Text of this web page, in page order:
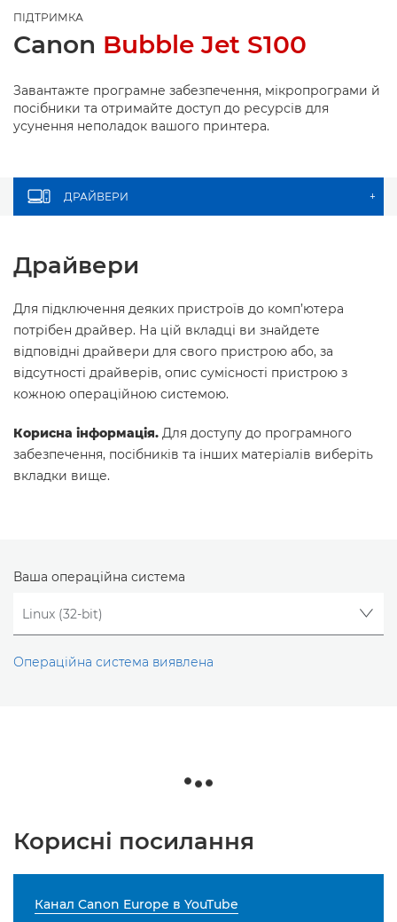
ПІДТРИМКА
Canon Bubble Jet S100
Завантажте програмне забезпечення, мікропрограми й
посібники та отримайте доступ до ресурсів для
усунення неполадок вашого принтера.
ДРАЙВЕРИ +
Драйвери
Для підключення деяких пристроїв до комп’ютера
потрібен драйвер. На цій вкладці ви знайдете
відповідні драйвери для свого пристрою або, за
відсутності драйверів, опис сумісності пристрою з
кожною операційною системою.
Корисна інформація. Для доступу до програмного
забезпечення, посібників та інших матеріалів виберіть
вкладки вище.
Ваша операційна система
Операційна система виявлена
Корисні посилання
Канал Canon Europe в YouTube